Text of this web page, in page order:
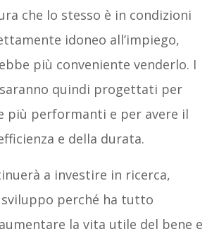
che lo stesso è in condizioni
idoneo all’impiego,
più conveniente venderlo. I
quindi progettati per
più performanti e per avere il
e della durata.
a investire in ricerca,
sviluppo perché ha tutto
la vita utile del bene e